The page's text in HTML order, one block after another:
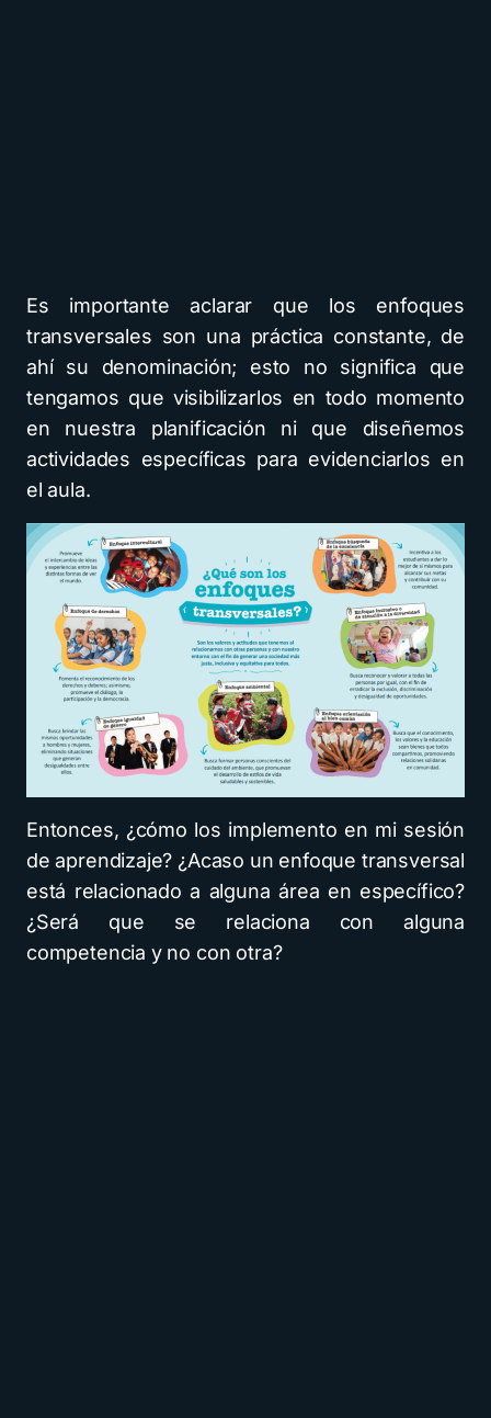
Es importante aclarar que los enfoques
transversales son una práctica constante, de
ahí su denominación; esto no significa que
tengamos que visibilizarlos en todo momento
en nuestra planificación ni que diseñemos
actividades específicas para evidenciarlos en
el aula.
Entonces, ¿cómo los implemento en mi sesión
de aprendizaje? ¿Acaso un enfoque transversal
está relacionado a alguna área en específico?
¿Será que se relaciona con alguna
competencia y no con otra?